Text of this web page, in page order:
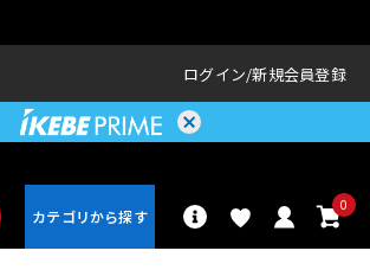
ログイン 新規会員登録
0